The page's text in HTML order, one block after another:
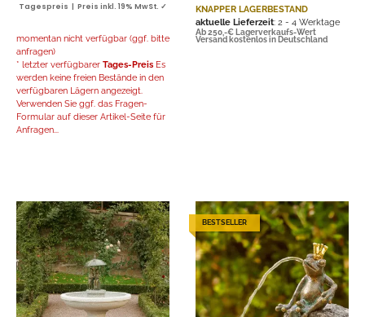
Tagespreis | Preis inkl. 19% MwSt. ✓
momentan nicht verfügbar (ggf. bitte
anfragen)
* letzter verfügbarer Tages-Preis Es
werden keine freien Bestände in den
verfügbaren Lägern angezeigt.
Verwenden Sie ggf. das Fragen-
Formular auf dieser Artikel-Seite für
Anfragen...
KNAPPER LAGERBESTAND
aktuelle Lieferzeit: 2 - 4 Werktage
Ab 250,-€ Lagerverkaufs-Wert
Versand kostenlos in Deutschland
BESTSELLER